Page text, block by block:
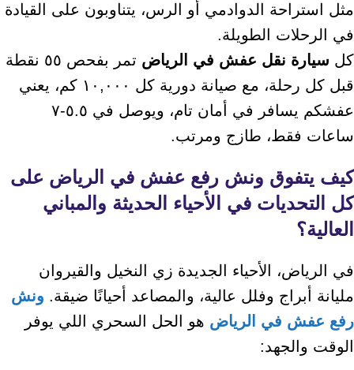
مثل استراحة الدوادمي أو الرس، يتناوبون على القيادة
في الرحلات الطويلة.
كل سيارة نقل عفش في الرياض
تمر بفحص ٥٥ نقطة
قبل كل رحلة، مع صيانة دورية كل ١٠,٠٠٠ كم، يعني
عفشكم يسافر في أمان تام، ويوصل في ٥.٥-٧
ساعات فقط، طازج ومرتب.
كيف يتفوق ونش رفع عفش في الرياض على
كل التحديات في الأحياء الحديثة والمباني
العالية؟
في الرياض، الأحياء الجديدة زي النخيل والقيروان
مليانة أبراج وفلل عالية، والمصاعد أحيانًا ضيقة. ونش
رفع عفش في الرياض هو الحل السحري اللي يوفر
الوقت والجهد: